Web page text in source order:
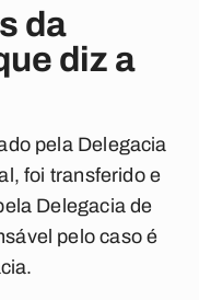
da
diz a
pela Delegacia
foi transferido e
Delegacia de
pelo caso é